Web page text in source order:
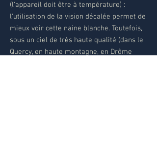
(l'appareil doit être à température) :
l'utilisation de la vision décalée permet de
mieux voir cette naine blanche. Toutefois,
sous un ciel de très haute qualité (dans le
Quercy, en haute montagne, en Drôme